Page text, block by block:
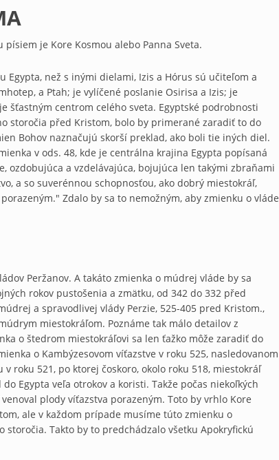
je Kore Kosmou alebo Panna Sveta.
Egypta, než s inými dielami, Izis a Hórus sú učiteľom a
a Ptah; je vylíčené poslanie Osirisa a Izis; je
šťastným centrom celého sveta. Egyptské podrobnosti
storočia před Kristom, bolo by primerané zaradiť to do
Bohov naznačujú skorší preklad, ako boli tie iných diel.
v ods. 48, kde je centrálna krajina Egypta popísaná
ozdobujúca a vzdelávajúca, bojujúca len takými zbraňami
a so suverénnou schopnosťou, ako dobrý miestokráľ,
Zdalo by sa to nemožným, aby zmienku o vláde
Peržanov. A takáto zmienka o múdrej vláde by sa
rokov pustošenia a zmätku, od 342 do 332 před
a spravodlivej vlády Perzie, 525-405 pred Kristom.,
miestokráľom. Poznáme tak málo detailov z
o štedrom miestokráľovi sa len ťažko môže zaradiť do
o Kambýzesovom víťazstve v roku 525, nasledovanom
roku 521, po ktorej čoskoro, okolo roku 518, miestokráľ
Egypta veľa otrokov a koristi. Takže počas niekoľkých
plody víťazstva porazeným. Toto by vrhlo Kore
ale v každom prípade musíme túto zmienku o
Takto by to predchádzalo všetku Apokryfickú